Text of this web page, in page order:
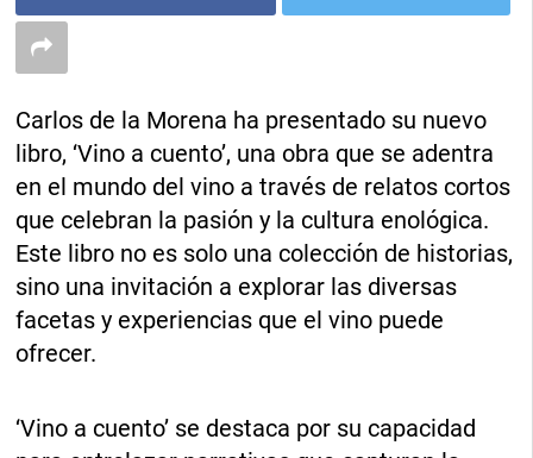
Carlos de la Morena ha presentado su nuevo
libro, ‘Vino a cuento’, una obra que se adentra
en el mundo del vino a través de relatos cortos
que celebran la pasión y la cultura enológica.
Este libro no es solo una colección de historias,
sino una invitación a explorar las diversas
facetas y experiencias que el vino puede
ofrecer.
‘Vino a cuento’ se destaca por su capacidad